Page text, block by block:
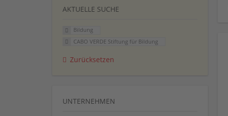
AKTUELLE SUCHE
Bildung
CABO VERDE Stiftung für Bildung
Zurücksetzen
UNTERNEHMEN